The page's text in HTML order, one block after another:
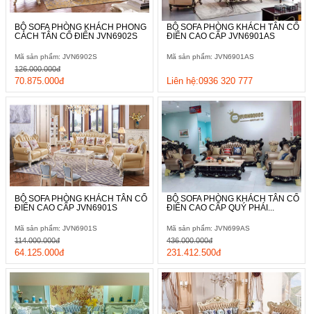
BỘ SOFA PHÒNG KHÁCH PHONG
CÁCH TÂN CỔ ĐIỂN JVN6902S
Mã sản phẩm: JVN6902S
70.875.000đ
126.000.000đ
BỘ SOFA PHÒNG KHÁCH TÂN CỔ
ĐIỂN CAO CẤP JVN6901AS
Mã sản phẩm: JVN6901AS
Liên hệ:0936 320 777
BỘ SOFA PHÒNG KHÁCH TÂN CỔ
ĐIỂN CAO CẤP JVN6901S
Mã sản phẩm: JVN6901S
64.125.000đ
114.000.000đ
BỘ SOFA PHÒNG KHÁCH TÂN CỔ
ĐIỂN CAO CẤP QUÝ PHÁI...
Mã sản phẩm: JVN699AS
231.412.500đ
436.000.000đ